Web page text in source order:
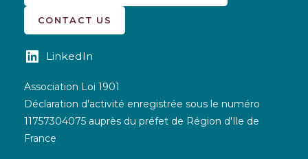
CONTACT US
LinkedIn
Association Loi 1901
Déclaration d'activité enregistrée sous le numéro
11757304075 auprès du préfet de Région d'Ile de
France